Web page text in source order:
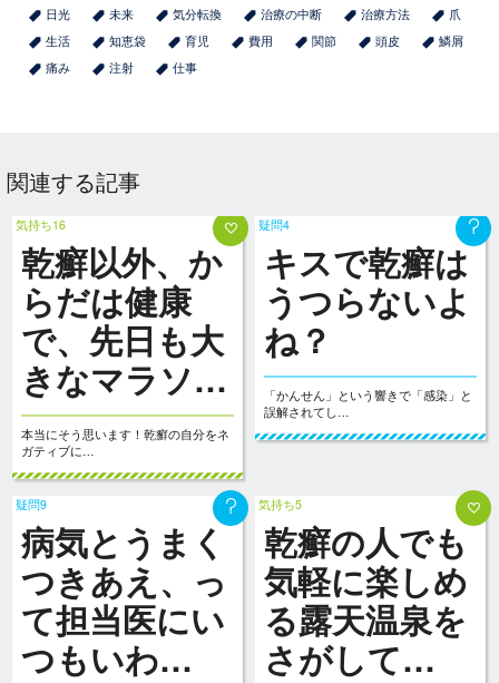
日光
未来 気分転換 治療の中断 治療方法
爪
生活
知恵袋 育児 費用 関節 頭皮
鱗屑
痛み
注射 仕事
関連する記事
気持ち16
乾癬以外、か
らだは健康
で、先日も大
きなマラソ…
本当にそう思います！乾癬の自分をネ
ガティブに…
疑問4
キスで乾癬は
うつらないよ
ね？
「かんせん」という響きで「感染」と
誤解されてし…
疑問9
病気とうまく
つきあえ、っ
て担当医にい
つもいわ…
気持ち5
乾癬の人でも
気軽に楽しめ
る露天温泉を
さがして…